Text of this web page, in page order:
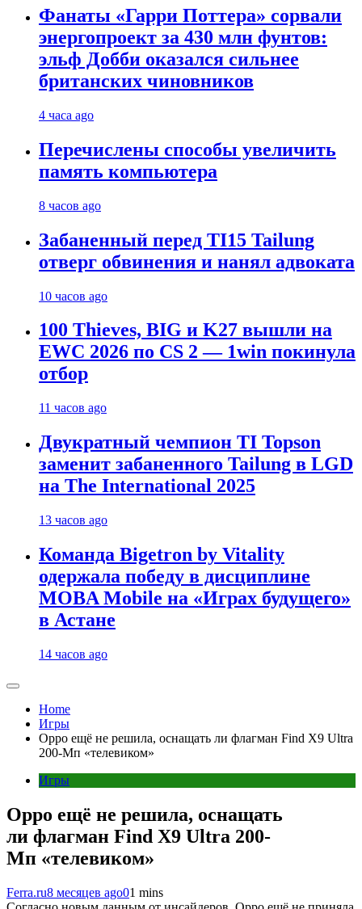
Фанаты «Гарри Поттера» сорвали
энергопроект за 430 млн фунтов:
эльф Добби оказался сильнее
британских чиновников
4 часа ago
Перечислены способы увеличить
память компьютера
8 часов ago
Забаненный перед TI15 Tailung
отверг обвинения и нанял адвоката
10 часов ago
100 Thieves, BIG и K27 вышли на
EWC 2026 по CS 2 — 1win покинула
отбор
11 часов ago
Двукратный чемпион TI Topson
заменит забаненного Tailung в LGD
на The International 2025
13 часов ago
Команда Bigetron by Vitality
одержала победу в дисциплине
MOBA Mobile на «Играх будущего»
в Астане
14 часов ago
Home
Игры
Oppo ещё не решила, оснащать ли флагман Find X9 Ultra
200-Мп «телевиком»
Игры
Oppo ещё не решила, оснащать
ли флагман Find X9 Ultra 200-
Мп «телевиком»
Ferra.ru8 месяцев ago01 mins